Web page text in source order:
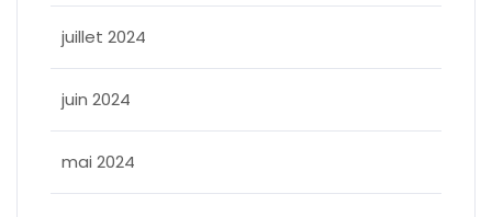
juillet 2024
juin 2024
mai 2024